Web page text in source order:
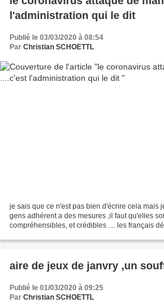
l'administration qui le dit
Publié le 03/03/2020 à 08:54
Par Christian SCHOETTL
je sais que ce n'est pas bien d'écrire cela mais
gens adhérent a des mesures ,il faut qu'elles
compréhensibles, et crédibles .... les français
aire de jeux de janvry ,un
Publié le 01/03/2020 à 09:25
Par Christian SCHOETTL